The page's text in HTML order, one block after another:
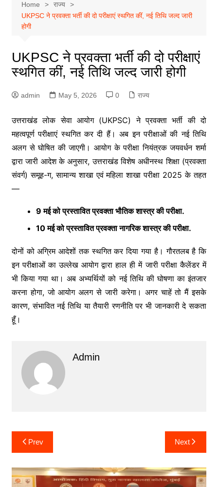
Home
राज्य
UKPSC ने प्रवक्ता भर्ती की दो परीक्षाएं स्थगित कीं, नई तिथि जल्द जारी
होगी
UKPSC ने प्रवक्ता भर्ती की दो परीक्षाएं
स्थगित कीं, नई तिथि जल्द जारी होगी
admin May 5, 2026 0 राज्य
उत्तराखंड लोक सेवा आयोग(UKPSC) ने प्रवक्ता भर्ती की दो
महत्वपूर्ण परीक्षाएं स्थगित कर दी हैं। अब इन परीक्षाओं की नई तिथि
अलग से घोषित की जाएगी। आयोग के परीक्षा नियंत्रक जयवर्धन शर्मा
द्वारा जारी आदेश के अनुसार, उत्तराखंड विशेष अधीनस्थ शिक्षा (प्रवक्ता
संवर्ग) समूह-ग, सामान्य शाखा एवं महिला शाखा परीक्षा 2025 के तहत
—
9 मई को प्रस्तावित प्रवक्ता भौतिक शास्त्र की परीक्षा.
10 मई को प्रस्तावित प्रवक्ता नागरिक शास्त्र की परीक्षा.
दोनों को अग्रिम आदेशों तक स्थगित कर दिया गया है। गौरतलब है कि
इन परीक्षाओं का उल्लेख आयोग द्वारा हाल ही में जारी परीक्षा कैलेंडर में
भी किया गया था। अब अभ्यर्थियों को नई तिथि की घोषणा का इंतजार
करना होगा, जो आयोग अलग से जारी करेगा। अगर चाहें तो मैं इसके
कारण, संभावित नई तिथि या तैयारी रणनीति पर भी जानकारी दे सकता
हूँ।
Admin
Post
navigation
Prev Next